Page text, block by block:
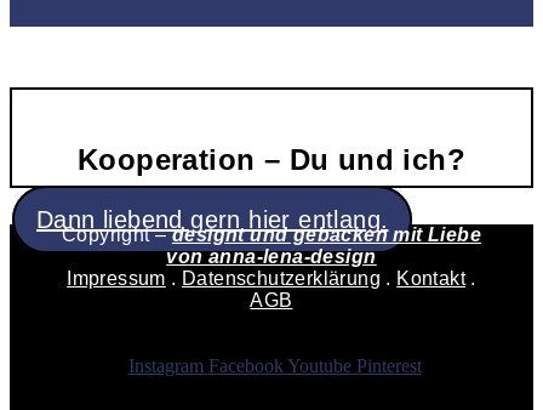
Kooperation – Du und ich?
Dann liebend gern hier entlang.
Copyright –designt und gebacken mit Liebe
vonanna-lena-design
Impressum . Datenschutzerklärung . Kontakt.
AGB
Instagram Facebook Youtube Pinterest